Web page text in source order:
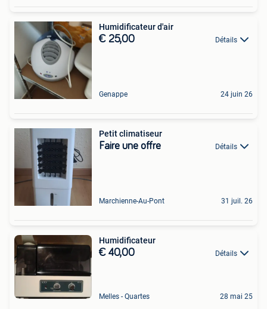
Humidificateur d'air
€ 25,00 Détails
Genappe 24 juin 26
Petit climatiseur
Faire une offre Détails
Marchienne-Au-Pont 31 juil. 26
Humidificateur
€ 40,00 Détails
Melles - Quartes 28 mai 25